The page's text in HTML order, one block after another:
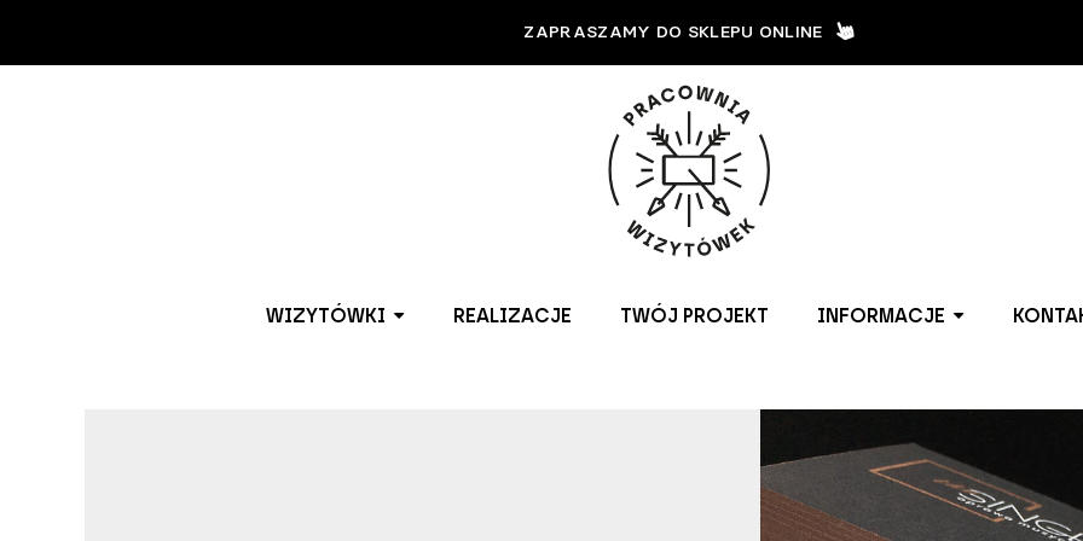
ZAPRASZAMY DO SKLEPU ONLINE
WIZYTÓWKI REALIZACJE TWÓJ PROJEKT INFORMACJE